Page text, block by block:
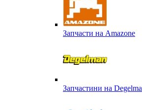
Запчасти на Amazone
Запчастини на